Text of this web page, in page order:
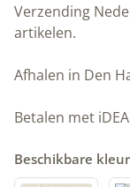
Verzending
artikelen.
Afhalen in Den
Betalen met
Beschikbare